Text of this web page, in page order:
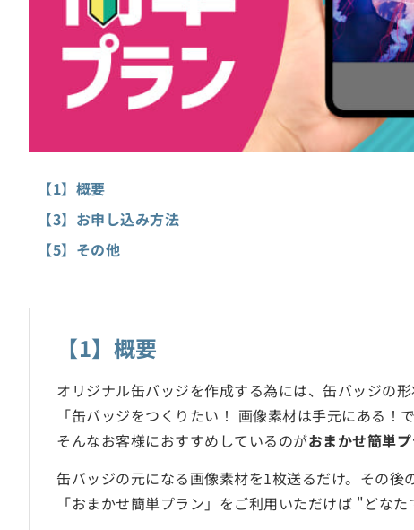
【1】概要
【3】お申し込み方法
【5】その他
【1】概要
オリジナル缶バッジを作成する為には、缶バッジの
「缶バッジをつくりたい！ 画像素材は手元にある！
そんなお客様におすすめしているのがおまかせ簡単
缶バッジの元になる画像素材を1枚送るだけ。その後
「おまかせ簡単プラン」をご利用いただけば "どな